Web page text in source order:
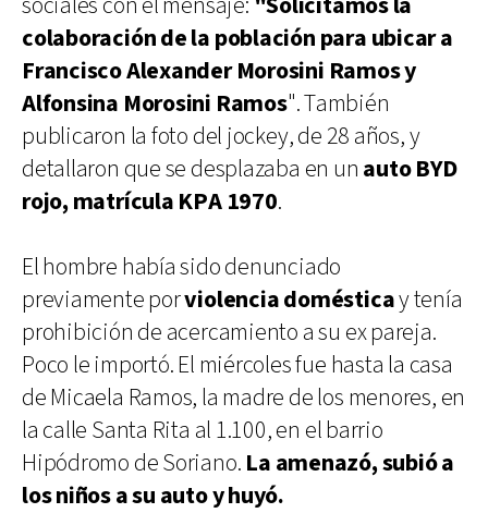
colaboración de la población para ubicar a
Francisco Alexander Morosini Ramos y
Alfonsina Morosini Ramos". También
publicaron la foto del jockey, de 28 años, y
detallaron que se desplazaba en un auto BYD
rojo, matrícula KPA 1970.
El hombre había sido denunciado
previamente porviolencia domésticay tenía
prohibición de acercamiento a su ex pareja.
Poco le importó. El miércoles fue hasta la casa
de Micaela Ramos, la madre de los menores, en
la calle Santa Rita al 1.100, en el barrio
Hipódromo de Soriano. La amenazó, subió a
los niños a su auto y huyó.